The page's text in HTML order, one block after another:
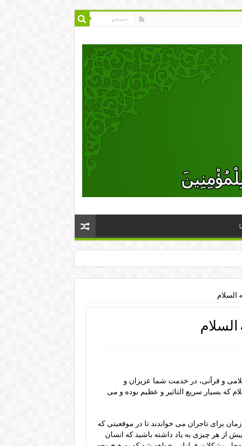
السلام
و قرآنی، در خدمت شما عزیزان و
که بسیار سریع التاثیر و عظیم بوده و می
برای تاجران می خواندند تا در موقعیتی که
از هر چیزی به یاد داشته باشید که انسان